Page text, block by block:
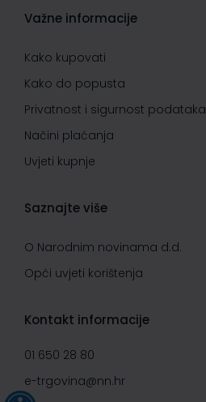
Važne informacije
Kako kupovati
Kako do popusta
Privatnost i sigurnost podataka
Načini plaćanja
Uvjeti kupnje
Saznajte više
O Narodnim novinama d.d.
Opći uvjeti korištenja
Kontakt informacije
01 650 28 80
e-trgovina@nn.hr